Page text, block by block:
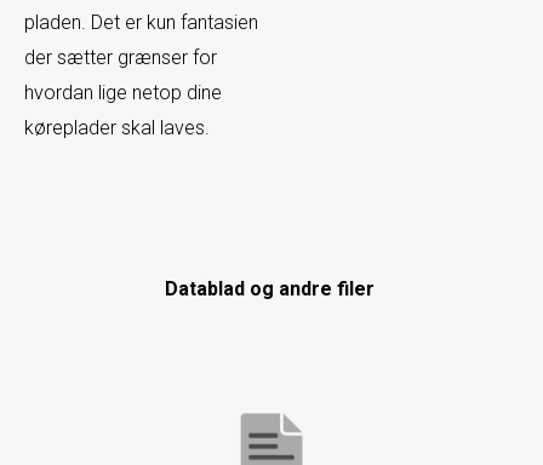
pladen. Det er kun fantasien
der sætter grænser for
hvordan lige netop dine
køreplader skal laves.
Datablad og andre filer